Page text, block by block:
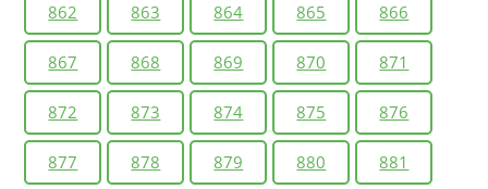
862 863 864 865 866
867 868 869 870 871
872 873 874 875 876
877 878 879 880 881